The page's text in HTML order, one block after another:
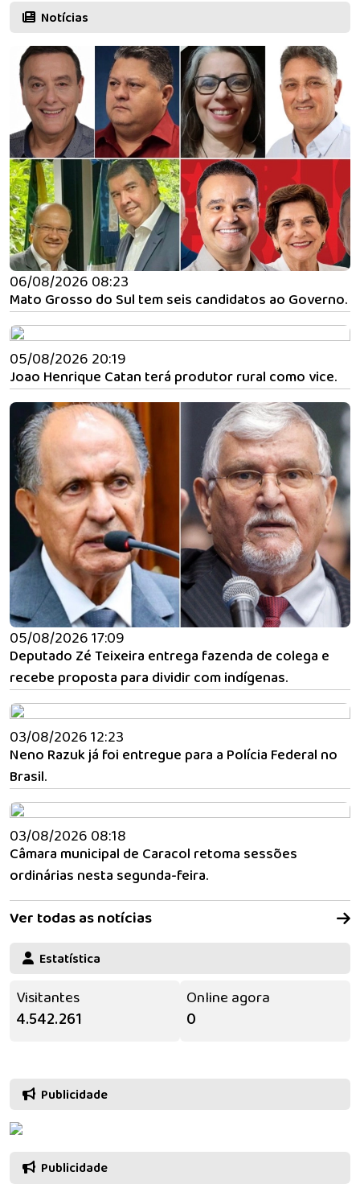
Notícias
06/08/2026 08:23
Mato Grosso do Sul tem seis candidatos ao Governo.
05/08/2026 20:19
Joao Henrique Catan terá produtor rural como vice.
05/08/2026 17:09
Deputado Zé Teixeira entrega fazenda de colega e
recebe proposta para dividir com indígenas.
03/08/2026 12:23
Neno Razuk já foi entregue para a Polícia Federal no
Brasil.
03/08/2026 08:18
Câmara municipal de Caracol retoma sessões
ordinárias nesta segunda-feira.
Ver todas as notícias
Estatística
Visitantes
4.542.261
Online agora
0
Publicidade
Publicidade